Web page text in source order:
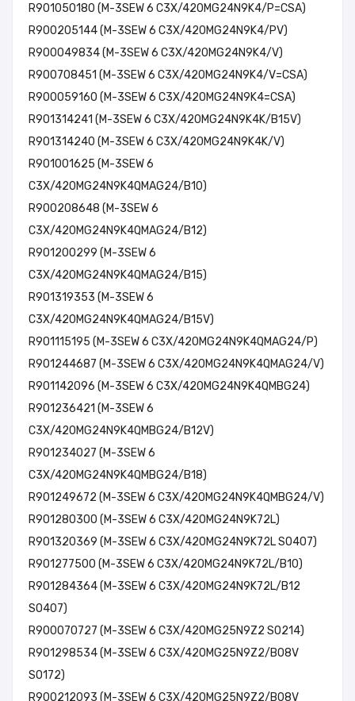
R901050180 (M-3SEW 6 C3X/420MG24N9K4/P=CSA)
R900205144 (M-3SEW 6 C3X/420MG24N9K4/PV)
R900049834 (M-3SEW 6 C3X/420MG24N9K4/V)
R900708451 (M-3SEW 6 C3X/420MG24N9K4/V=CSA)
R900059160 (M-3SEW 6 C3X/420MG24N9K4=CSA)
R901314241 (M-3SEW 6 C3X/420MG24N9K4K/B15V)
R901314240 (M-3SEW 6 C3X/420MG24N9K4K/V)
R901001625 (M-3SEW 6
C3X/420MG24N9K4QMAG24/B10)
R900208648 (M-3SEW 6
C3X/420MG24N9K4QMAG24/B12)
R901200299 (M-3SEW 6
C3X/420MG24N9K4QMAG24/B15)
R901319353 (M-3SEW 6
C3X/420MG24N9K4QMAG24/B15V)
R901115195 (M-3SEW 6 C3X/420MG24N9K4QMAG24/P)
R901244687 (M-3SEW 6 C3X/420MG24N9K4QMAG24/V)
R901142096 (M-3SEW 6 C3X/420MG24N9K4QMBG24)
R901236421 (M-3SEW 6
C3X/420MG24N9K4QMBG24/B12V)
R901234027 (M-3SEW 6
C3X/420MG24N9K4QMBG24/B18)
R901249672 (M-3SEW 6 C3X/420MG24N9K4QMBG24/V)
R901280300 (M-3SEW 6 C3X/420MG24N9K72L)
R901320369 (M-3SEW 6 C3X/420MG24N9K72L SO407)
R901277500 (M-3SEW 6 C3X/420MG24N9K72L/B10)
R901284364 (M-3SEW 6 C3X/420MG24N9K72L/B12
SO407)
R900070727 (M-3SEW 6 C3X/420MG25N9Z2 SO214)
R901298534 (M-3SEW 6 C3X/420MG25N9Z2/B08V
SO172)
R900212093 (M-3SEW 6 C3X/420MG25N9Z2/B08V